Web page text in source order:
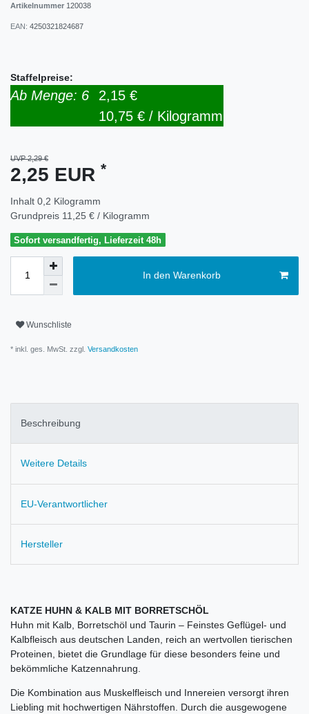
Artikelnummer 120038
EAN: 4250321824687
Staffelpreise:
Ab Menge: 6
2,15 €
10,75 € / Kilogramm
UVP 2,29 €
2,25 EUR *
Inhalt 0,2 Kilogramm
Grundpreis 11,25 € / Kilogramm
Sofort versandfertig, Lieferzeit 48h
In den Warenkorb
Wunschliste
* inkl. ges. MwSt. zzgl. Versandkosten
Beschreibung
Weitere Details
EU-Verantwortlicher
Hersteller
KATZE HUHN & KALB MIT BORRETSCHÖL
Huhn mit Kalb, Borretschöl und Taurin – Feinstes Geflügel- und
Kalbfleisch aus deutschen Landen, reich an wertvollen tierischen
Proteinen, bietet die Grundlage für diese besonders feine und
bekömmliche Katzennahrung.
Die Kombination aus Muskelfleisch und Innereien versorgt ihren
Liebling mit hochwertigen Nährstoffen. Durch die ausgewogene